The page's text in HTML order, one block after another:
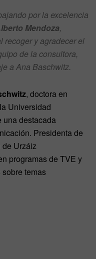
por la excelencia
Mendoza,
recoger y agradecer el
de la consultora,
a Ana Baschwitz.
, doctora en
Universidad
una destacada
Presidenta de
Urzáiz
programas de TVE y
temas